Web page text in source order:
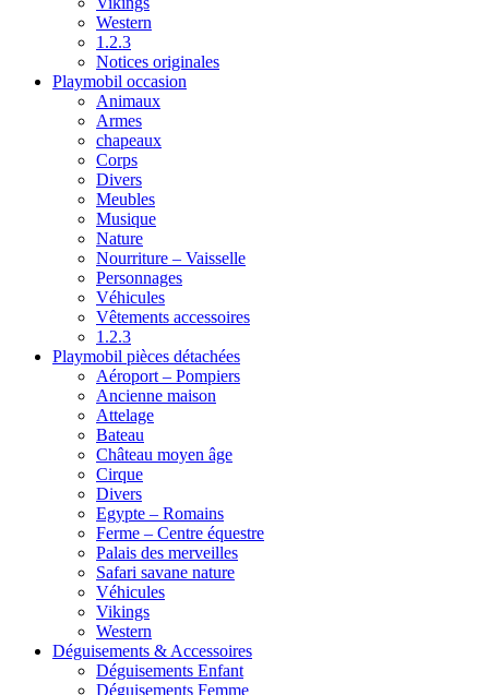
Western
1.2.3
Notices originales
Playmobil occasion
Animaux
Armes
chapeaux
Corps
Divers
Meubles
Musique
Nature
Nourriture – Vaisselle
Personnages
Véhicules
Vêtements accessoires
1.2.3
Playmobil pièces détachées
Aéroport – Pompiers
Ancienne maison
Attelage
Bateau
Château moyen âge
Cirque
Divers
Egypte – Romains
Ferme – Centre équestre
Palais des merveilles
Safari savane nature
Véhicules
Vikings
Western
Déguisements & Accessoires
Déguisements Enfant
Déguisements Femme